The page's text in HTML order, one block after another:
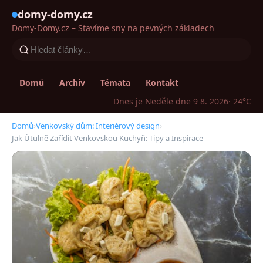
domy-domy.cz
Domy-Domy.cz – Stavíme sny na pevných základech
Domů Archiv Témata
Kontakt
Dnes je Neděle dne 9 8. 2026· 24°C
Domů›Venkovský dům: Interiérový design›
Jak Útulně Zařídit Venkovskou Kuchyň: Tipy a Inspirace